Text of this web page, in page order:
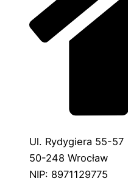
Ul. Rydygiera 55-57
50-248 Wrocław
NIP: 8971129775